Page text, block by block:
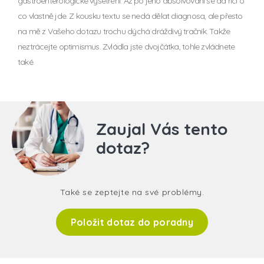
co vlastně jde. Z kousku textu se nedá dělat diagnosa, ale přesto
na mě z Vašeho dotazu trochu dýchá dráždivý tračník. Takže
neztrácejte optimismus. Zvládla jste dvojčátka, tohle zvládnete
také.
Zaujal Vás tento
dotaz?
Také se zeptejte na své problémy.
Položit dotaz do poradny